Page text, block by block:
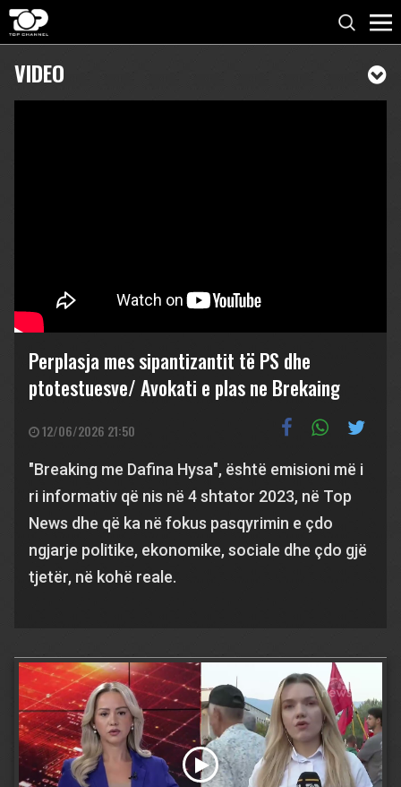
VIDEO
Perplasja mes sipantizantit të PS dhe
ptotestuesve/ Avokati e plas ne Brekaing
12/06/2026 21:50
"Breaking me Dafina Hysa", është emisioni më i
ri informativ që nis në 4 shtator 2023, në Top
News dhe që ka në fokus pasqyrimin e çdo
ngjarje politike, ekonomike, sociale dhe çdo gjë
tjetër, në kohë reale.